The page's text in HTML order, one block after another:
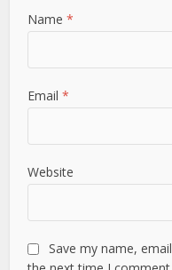
Name*
Email*
Website
Save my name,